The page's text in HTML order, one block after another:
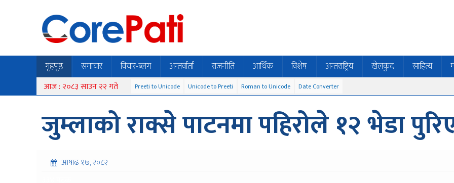
गृहपृष्ठ समाचार विचार-ब्लग अन्तर्वार्ता राजनीति आर्थिक विशेष अन्तराष्ट्रिय खेलकुद साहित्य
आज : २०८३ साउन २२ गते Preeti to Unicode Unicode to Preeti Roman to Unicode Date Converter
जुम्लाको राक्से पाटनमा पहिरोले १२ भेडा
आषाढ १७, २०८२